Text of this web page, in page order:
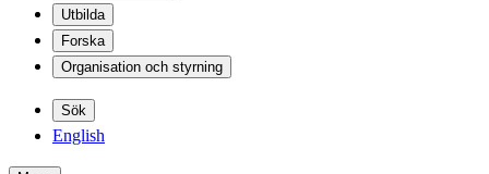
Utbilda
Forska
Organisation och styrning
Sök
English